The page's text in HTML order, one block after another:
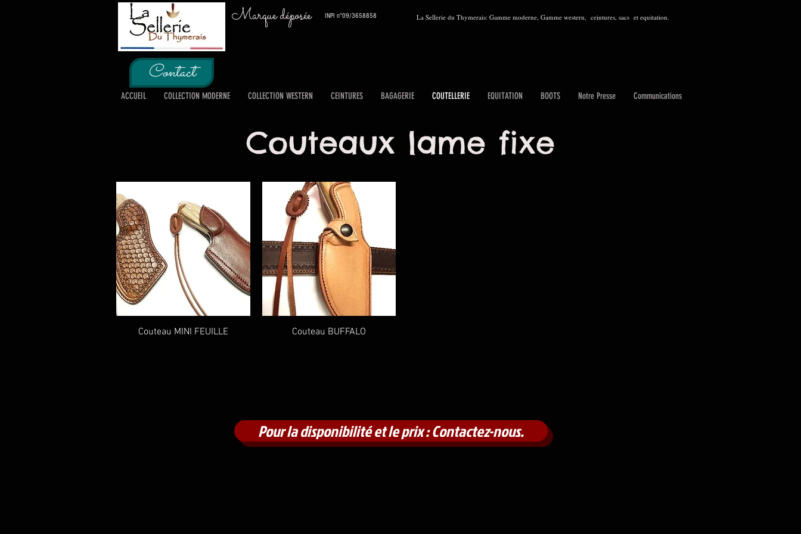
Marque déposée INPI n°09/3658858 La Sellerie du Thymerais: Gamme moderne, Gamme western, ceintures, sacs et equitation.
Contact
ACCUEIL COLLECTION MODERNE COLLECTION WESTERN CEINTURES BAGAGERIE COUTELLERIE EQUITATION BOOTS Notre Presse Communications
Couteaux lame fixe
Aperçu rapide
Couteau MINI FEUILLE Aperçu rapide
Couteau BUFFALO
Pour la disponibilité et le prix : Contactez-nous.